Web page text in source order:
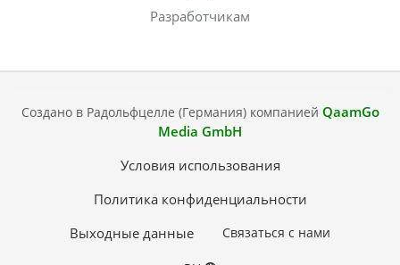
Разработчикам
Создано в Радольфцелле (Германия) компанией QaamGo
Media GmbH
Условия использования
Политика конфиденциальности
Выходные данные
Связаться с нами